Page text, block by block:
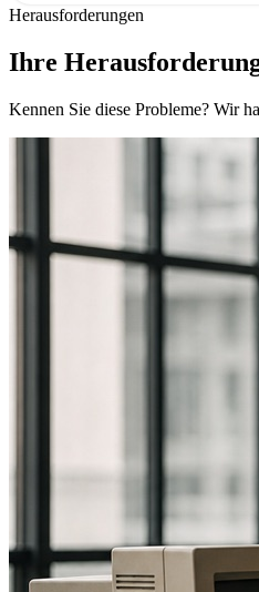
Herausforderungen
Ihre
Kennen Sie diese Probleme? Wir